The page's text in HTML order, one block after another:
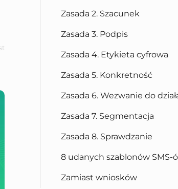
Zasada 2. Szacunek
Zasada 3. Podpis
Zasada 4. Etykieta cyfrowa
Zasada 5. Konkretność
Zasada 6. Wezwanie do
Zasada 7. Segmentacja
Zasada 8. Sprawdzanie
8 udanych szablonów SMS-
Zamiast wniosków